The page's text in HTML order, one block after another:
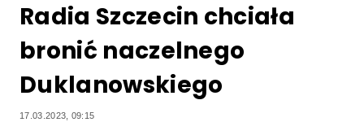
Radia Szczecin chciała
bronić naczelnego
Duklanowskiego
17.03.2023, 09:15